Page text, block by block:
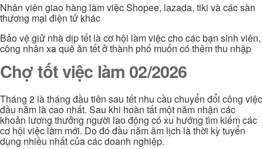
Nhân viên giao hàng làm việc Shopee, lazada, tiki và các sàn
thương mại điện tử khác
Bảo vệ giử nhà dịp tết là cơ hội làm việc cho các bạn sinh viên,
công nhân xa quê ăn tết ở thành phố muốn có thêm thu nhập
Chợ tốt việc làm 02/2026
Tháng 2 là tháng đầu tiên sau tết nhu cầu chuyển đổi công việc
đầu năm là cao nhất. Sau khi hoàn tất một năm nhận các
khoản lương thưởng người lao động có xu hướng tìm kiếm các
cơ hội việc làm mới. Do đó đầu năm âm lịch là thời kỳ tuyển
dụng nhiều nhất của các doanh nghiệp.